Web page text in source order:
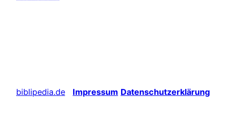
biblipedia.de Impressum Datenschutzerklärung